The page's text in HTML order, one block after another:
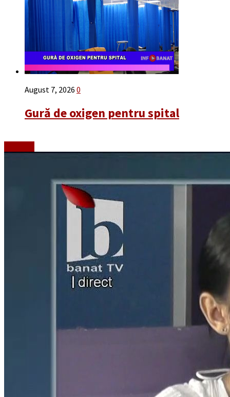
August 7, 2026 0
Gură de oxigen pentru spital